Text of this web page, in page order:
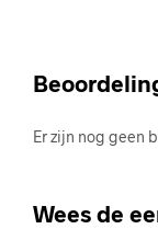
Er zijn nog geen
Wees de